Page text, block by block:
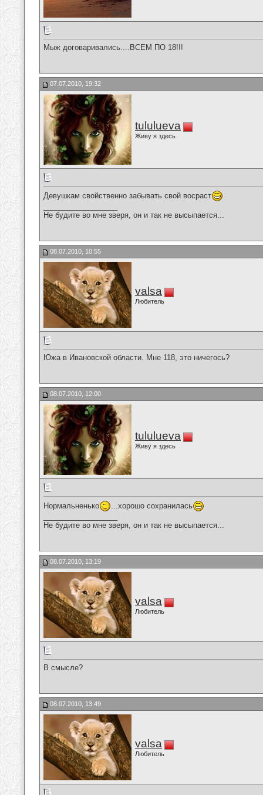
Мыж договаривались....ВСЕМ ПО 18!!!
07.07.2010, 19:32
tululueva
Живу я здесь
Девушкам свойственно забывать свой восраст
Не будите во мне зверя, он и так не высыпается...
08.07.2010, 10:55
valsa
Любитель
Южа в Ивановской области. Мне 118, это ничегось?
08.07.2010, 12:00
tululueva
Живу я здесь
Нормальненько
...хорошо сохранилась
Не будите во мне зверя, он и так не высыпается...
08.07.2010, 13:19
valsa
Любитель
В смысле?
08.07.2010, 13:49
valsa
Любитель